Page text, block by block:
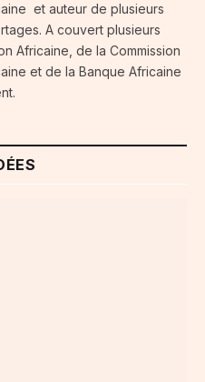
et auteur de plusieurs
A couvert plusieurs
Africaine, de la Commission
et de la Banque Africaine